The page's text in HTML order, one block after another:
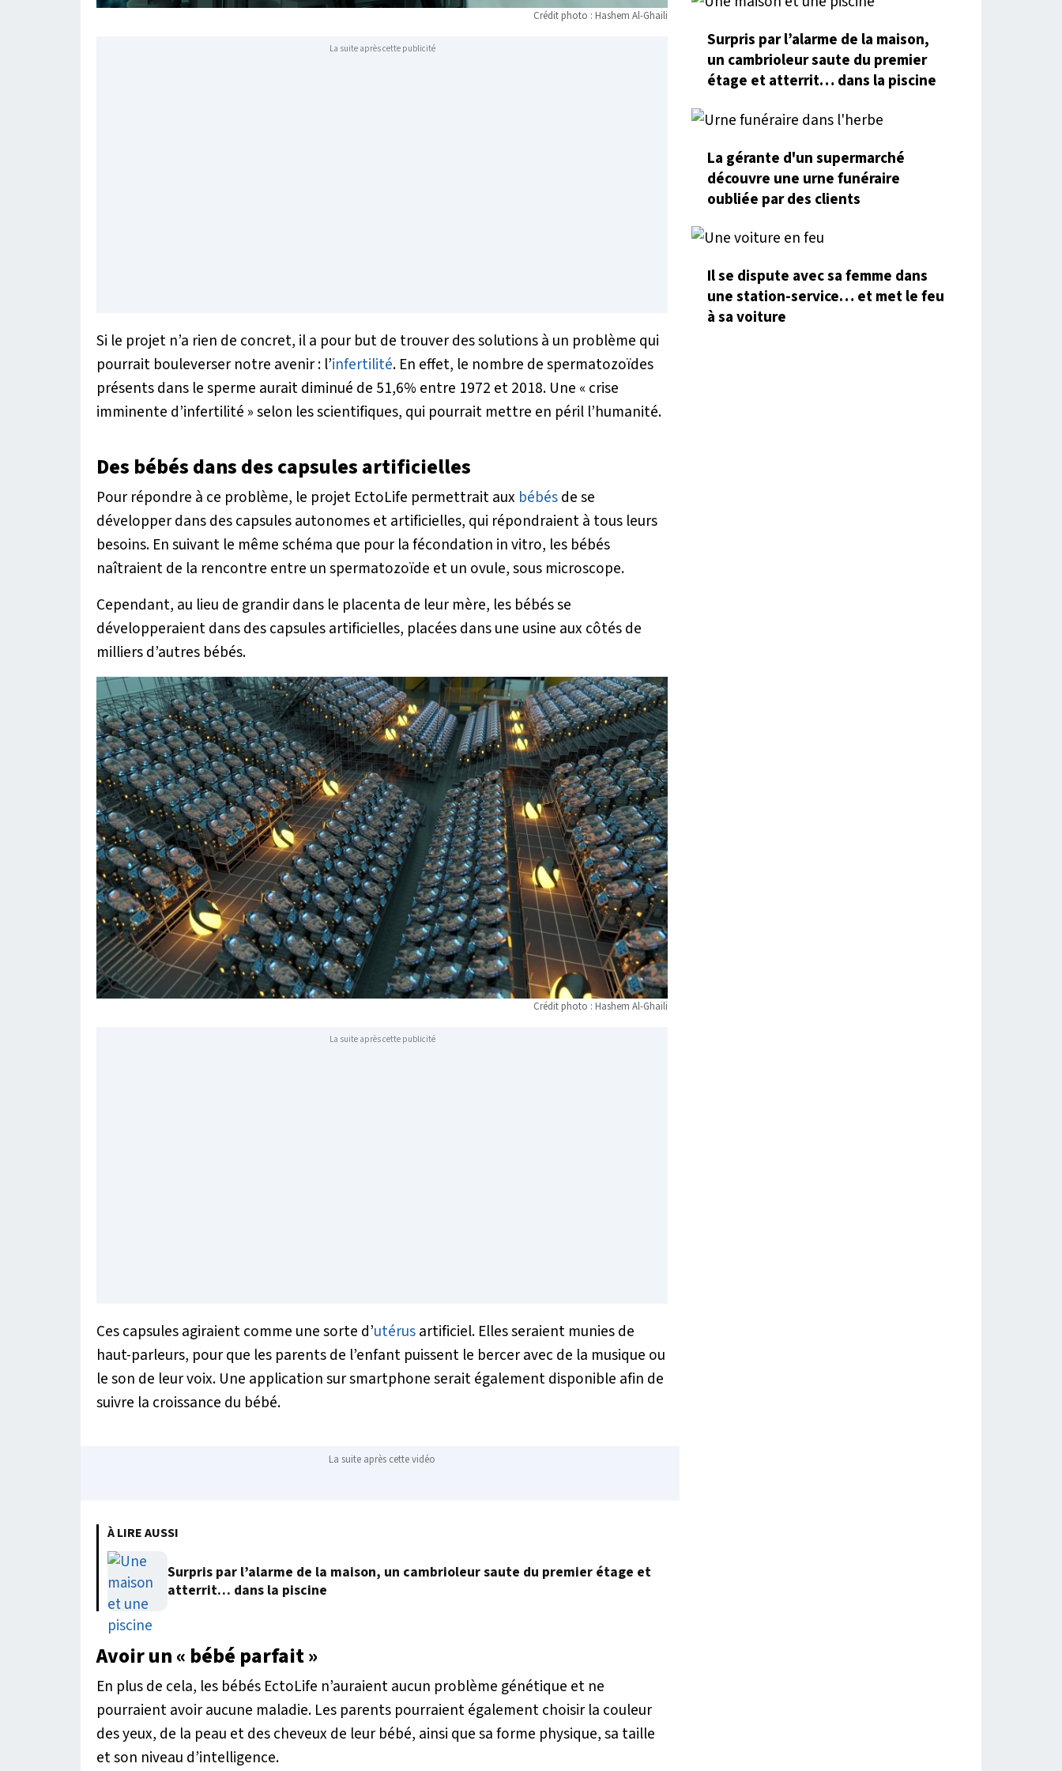
Crédit photo : Hashem Al-Ghaili
La suite après cette publicité
Si le projet n’a rien de concret, il a pour but de trouver des solutions à un problème qui
pourrait bouleverser notre avenir : l’infertilité. En effet, le nombre de spermatozoïdes
présents dans le sperme aurait diminué de 51,6% entre 1972 et 2018. Une « crise
imminente d’infertilité »selon les scientifiques, qui pourrait mettre en péril l’humanité.
Des bébés dans des capsules artificielles
Pour répondre à ce problème, le projet EctoLife permettrait aux bébésde se
développer dans des capsules autonomes et artificielles, qui répondraient à tous leurs
besoins. En suivant le même schéma que pour la fécondation in vitro, les bébés
naîtraient de la rencontre entre un spermatozoïde et un ovule, sous microscope.
Cependant, au lieu de grandir dans le placenta de leur mère, les bébés se
développeraient dans des capsules artificielles, placées dans une usine aux côtés de
milliers d’autres bébés.
Crédit photo : Hashem Al-Ghaili
La suite après cette publicité
Ces capsules agiraient comme une sorte d’utérusartificiel. Elles seraient munies de
haut-parleurs, pour que les parents de l’enfant puissent le bercer avec de la musique ou
le son de leur voix. Une application sur smartphone serait également disponible afin de
suivre la croissance du bébé.
La suite après cette vidéo
À LIRE AUSSI
Surpris par l’alarme de la maison, un cambrioleur saute du premier étage et
atterrit… dans la piscine
Avoir un « bébé parfait »
En plus de cela, les bébés EctoLife n’auraient aucun problème génétique et ne
pourraient avoir aucune maladie. Les parents pourraient également choisir la couleur
des yeux, de la peau et des cheveux de leur bébé, ainsi que sa forme physique, sa taille
et son niveau d’intelligence.
Surpris par l’alarme de la maison,
un cambrioleur saute du premier
étage et atterrit… dans la piscine
La gérante d'un supermarché
découvre une urne funéraire
oubliée par des clients
Il se dispute avec sa femme dans
une station-service… et met le feu
à sa voiture